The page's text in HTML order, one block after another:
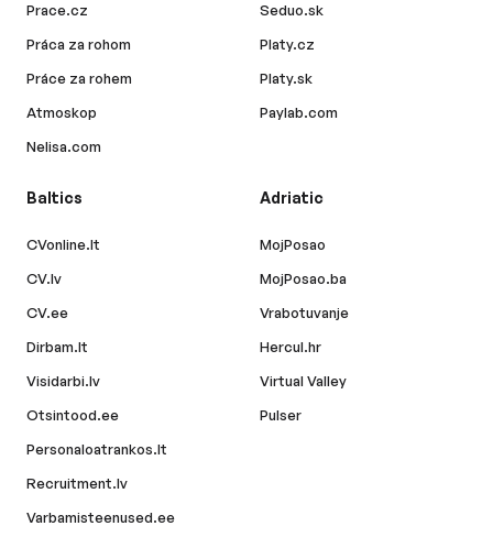
Prace.cz
Práca za rohom
Práce za rohem
Atmoskop
Nelisa.com
Seduo.sk
Platy.cz
Platy.sk
Paylab.com
Baltics
CVonline.lt
CV.lv
CV.ee
Dirbam.lt
Visidarbi.lv
Otsintood.ee
Personaloatrankos.lt
Recruitment.lv
Varbamisteenused.ee
Adriatic
MojPosao
MojPosao.ba
Vrabotuvanje
Hercul.hr
Virtual Valley
Pulser